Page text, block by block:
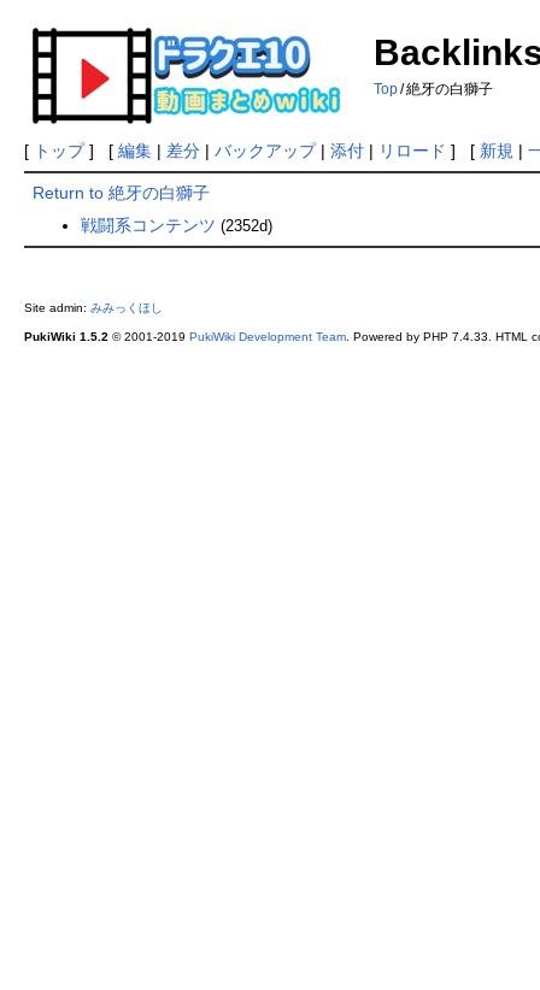
Top /絶牙の白獅子
[ トップ] [ 編集| 差分| バックアップ| 添付| リロード ] [ 新規 |
Return to 絶牙の白獅子
戦闘系コンテンツ (2352d)
Site admin: みみっくほし
PukiWiki 1.5.2 © 2001-2019 PukiWiki Development Team. Powered by PHP 7.4.33. HTML